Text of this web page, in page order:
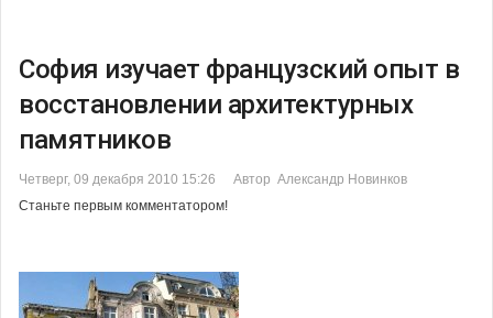
София изучает французский опыт в
восстановлении архитектурных
памятников
Четверг, 09 декабря 2010 15:26
Автор Александр Новинков
Станьте первым комментатором!